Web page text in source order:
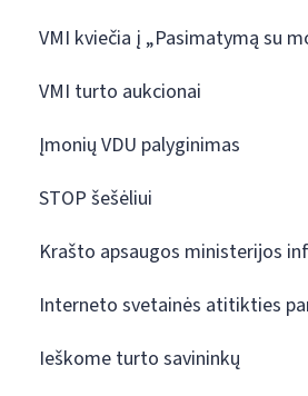
VMI kviečia į „Pasimatymą su
VMI turto aukcionai
Įmonių VDU palyginimas
STOP šešėliui
Krašto apsaugos ministerijos
Interneto svetainės atitikties
Ieškome turto savininkų